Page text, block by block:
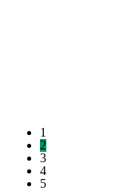
1
2
3
4
5